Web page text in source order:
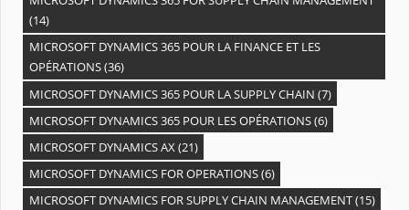
(14)
MICROSOFT DYNAMICS 365 POUR LA FINANCE ET LES
OPÉRATIONS(36)
MICROSOFT DYNAMICS 365 POUR LA SUPPLY CHAIN (7)
MICROSOFT DYNAMICS 365 POUR LES OPÉRATIONS(6)
MICROSOFT DYNAMICS AX(21)
MICROSOFT DYNAMICS FOR OPERATIONS(6)
MICROSOFT DYNAMICS FOR SUPPLY CHAIN MANAGEMENT(15)